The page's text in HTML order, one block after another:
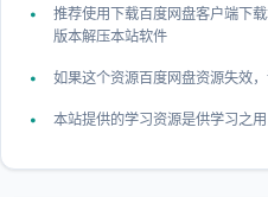
推荐使用下载百度网盘客户端下
版本解压本站软件
如果这个资源百度网盘资源失效
本站提供的学习资源是供学习之